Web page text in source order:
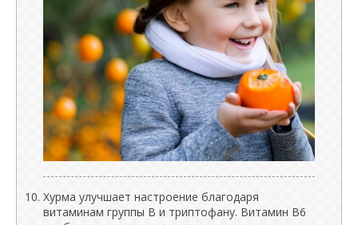
Хурма улучшает настроение благодаря
витаминам группы В и триптофану. Витамин B6